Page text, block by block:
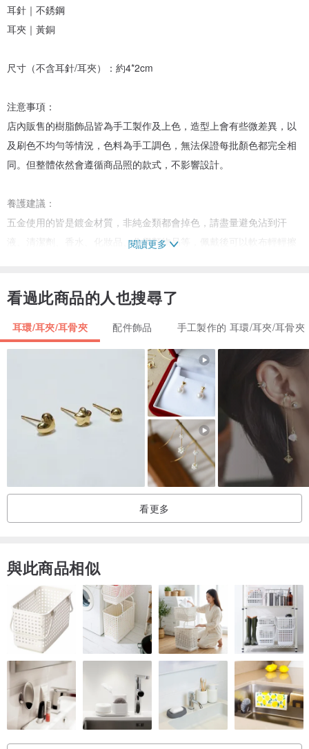
耳針｜不銹鋼
耳夾｜黃銅
尺寸（不含耳針/耳夾）：約4*2cm
注意事項：
店內販售的樹脂飾品皆為手工製作及上色，造型上會有些微差異，以
及刷色不均勻等情況，色料為手工調色，無法保證每批顏色都完全相
同。但整體依然會遵循商品照的款式，不影響設計。
養護建議：
五金使用的皆是鍍金材質，非純金類都會掉色，請盡量避免沾到汗
液、清潔劑、香水、化妝品、化學類物品等，佩戴後可以軟布輕輕擦
若五金有氧化暗沉情況，可使用牙膏泡沫輕輕塗抹後擦拭乾淨，可恢
閱讀更多
看過此商品的人也搜尋了
耳環/耳夾/耳骨夾 配件飾品 手工製作的 耳環/耳夾/耳骨夾
看更多
與此商品相似